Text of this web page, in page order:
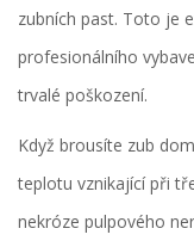
zubních past. Toto je
profesionálního
trvalé poškození.
Když brousíte zub
teplotu vznikající při
nekróze pulpového